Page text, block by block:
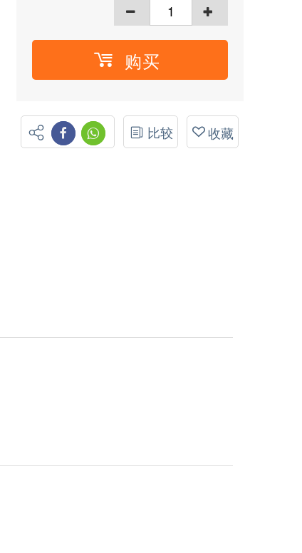
购买
比较 收藏